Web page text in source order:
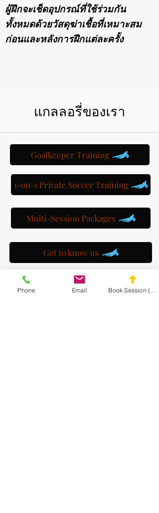
ผู้ฝึกจะเช็ดอุปกรณ์ที่ใช้ร่วมกัน
ทั้งหมดด้วยวัสดุฆ่าเชื้อที่เหมาะสม
ก่อนและหลังการฝึกแต่ละครั้ง
แกลลอรี่ของเรา
Goalkeeper Training
1-on-1 Private Soccer Training
Multi-Session Packages
Get to know us
Watch us train
Phone Email